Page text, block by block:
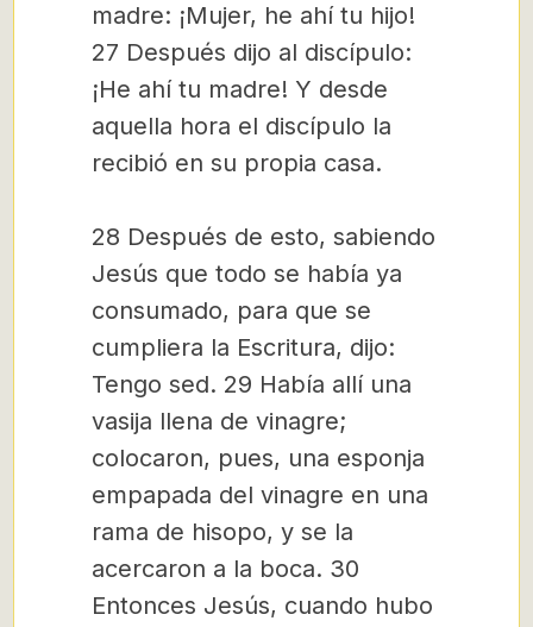
madre: ¡Mujer, he ahí tu hijo!
27 Después dijo al discípulo:
¡He ahí tu madre! Y desde
aquella hora el discípulo la
recibió en su propia casa.
28 Después de esto, sabiendo
Jesús que todo se había ya
consumado, para que se
cumpliera la Escritura, dijo:
Tengo sed. 29 Había allí una
vasija llena de vinagre;
colocaron, pues, una esponja
empapada del vinagre en una
rama de hisopo, y se la
acercaron a la boca. 30
Entonces Jesús, cuando hubo